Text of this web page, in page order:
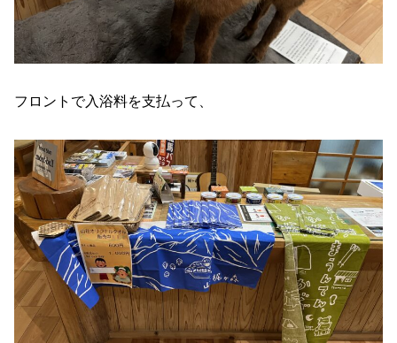
フロントで入浴料を支払って、